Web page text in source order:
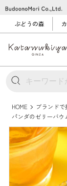
ぶどうの森
HOME ブランドで
パンダのゼリーバウ